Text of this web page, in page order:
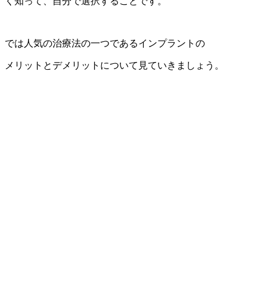
では人気の治療法の一つであるインプラントの
メリットとデメリットについて見ていきましょう。